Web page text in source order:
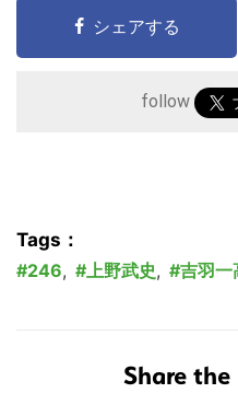
シェアする
follow
Tags：
246, 上野武史, 吉羽一
Share